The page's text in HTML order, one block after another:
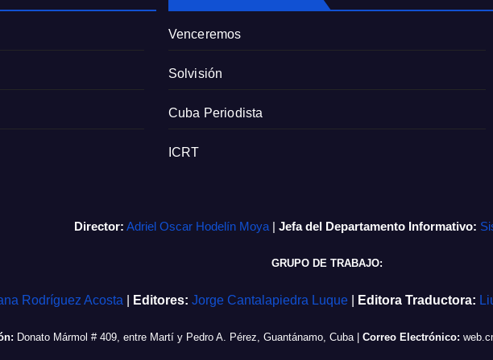
Venceremos
Solvisión
Cuba Periodista
ICRT
Director: Adriel Oscar Hodelín Moya | Jefa del Departamento Informativo:
GRUPO DE TRABAJO:
Rodríguez Acosta Editores: Jorge Cantalapiedra Luque Editora Traductora:
Donato Mármol # 409, entre Martí y Pedro A. Pérez, Guantánamo, Cuba| Correo Electrónico: